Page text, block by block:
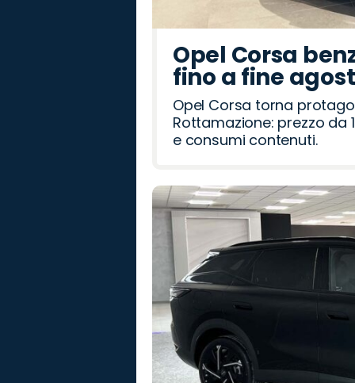
Opel Corsa
fino a fine
Opel Corsa torna
Rottamazione: prezzo da
e consumi contenuti.